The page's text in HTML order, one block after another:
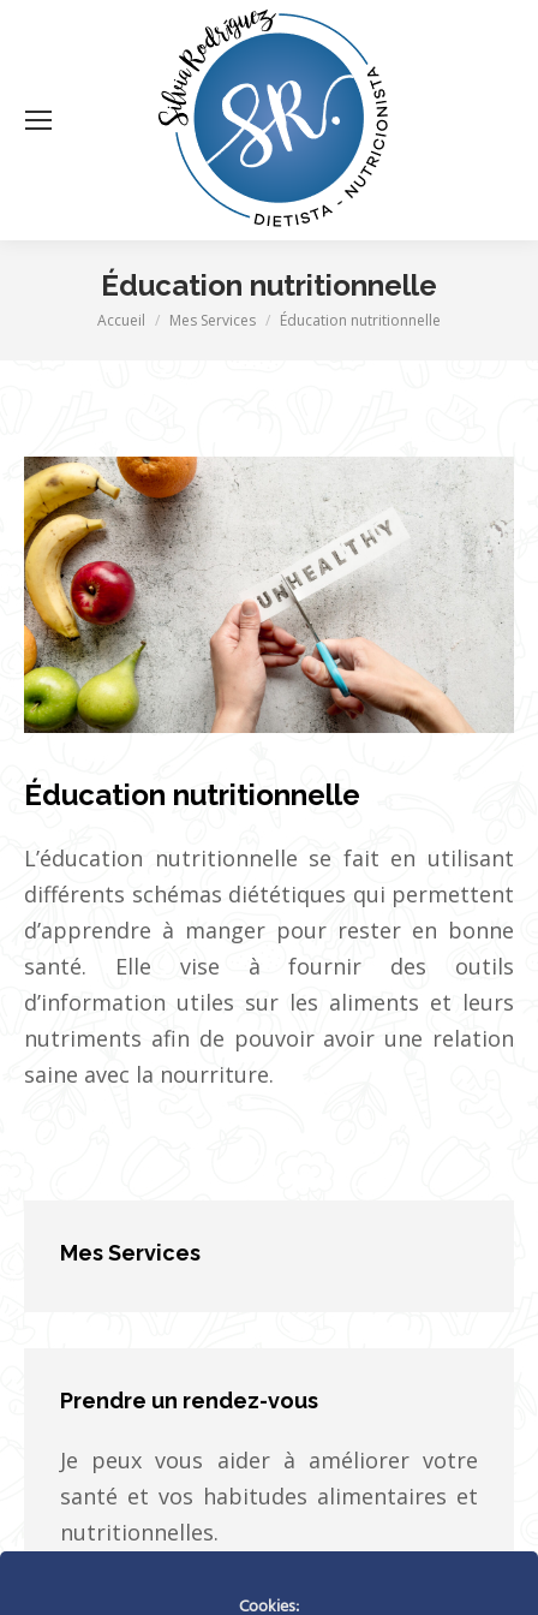
Éducation nutritionnelle
Vous êtes ici :
Accueil Mes Services Éducation nutritionnelle
Éducation nutritionnelle
L’éducation nutritionnelle se fait en utilisant
différents schémas diététiques qui permettent
d’apprendre à manger pour rester en bonne
santé. Elle vise à fournir des outils
d’information utiles sur les aliments et leurs
nutriments afin de pouvoir avoir une relation
saine avec la nourriture.
Mes Services
Prendre un rendez-vous
Je peux vous aider à améliorer votre
santé et vos habitudes alimentaires et
nutritionnelles.
Cookies: